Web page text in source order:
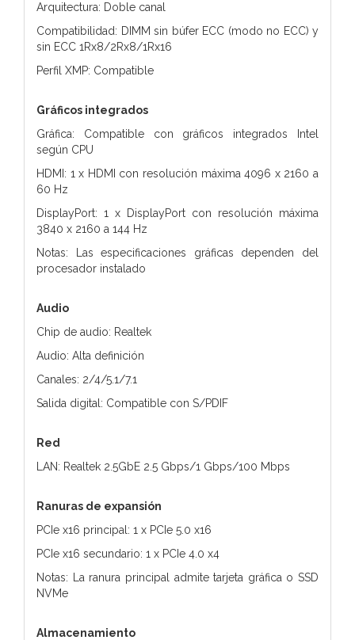
Arquitectura: Doble canal
Compatibilidad: DIMM sin búfer ECC (modo no ECC) y
sin ECC 1Rx8/2Rx8/1Rx16
Perfil XMP: Compatible
Gráficos integrados
Gráfica: Compatible con gráficos integrados Intel
según CPU
HDMI: 1 x HDMI con resolución máxima 4096 x 2160 a
60 Hz
DisplayPort: 1 x DisplayPort con resolución máxima
3840 x 2160 a 144 Hz
Notas: Las especificaciones gráficas dependen del
procesador instalado
Audio
Chip de audio: Realtek
Audio: Alta definición
Canales: 2/4/5.1/7.1
Salida digital: Compatible con S/PDIF
Red
LAN: Realtek 2.5GbE 2.5 Gbps/1 Gbps/100 Mbps
Ranuras de expansión
PCIe x16 principal: 1 x PCIe 5.0 x16
PCIe x16 secundario: 1 x PCIe 4.0 x4
Notas: La ranura principal admite tarjeta gráfica o SSD
NVMe
Almacenamiento